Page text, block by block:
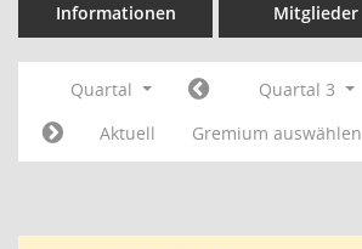
Informationen Mitglieder
Quartal Quartal 3
Aktuell
Gremium auswählen